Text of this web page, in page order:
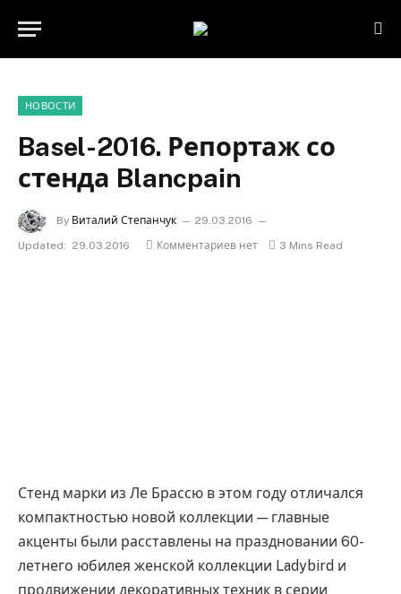
НОВОСТИ
Basel-2016. Репортаж со
стенда Blancpain
By Виталий Степанчук
29.03.2016
Updated: 29.03.2016 Комментариев нет 3 Mins Read
Стенд марки из Ле Брассю в этом году отличался
компактностью новой коллекции — главные
акценты были расставлены на праздновании 60-
летнего юбилея женской коллекции Ladybird и
продвижении декоративных техник в серии